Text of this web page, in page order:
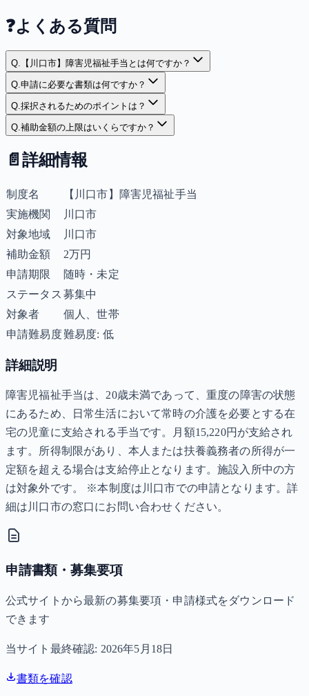
❓よくある質問
Q. 【川口市】障害児福祉手当とは何ですか？
Q.申請に必要な書類は何ですか？
Q.採択されるためのポイントは？
Q.補助金額の上限はいくらですか？
📄 詳細情報
制度名
【川口市】障害児福祉手当
実施機関
川口市
対象地域
川口市
補助金額
2万円
申請期限
随時・未定
ステータス 募集中
対象者
個人、世帯
申請難易度難易度: 低
詳細説明
障害児福祉手当は、20歳未満であって、重度の障害の状態
にあるため、日常生活において常時の介護を必要とする在
宅の児童に支給される手当です。月額15,220円が支給され
ます。所得制限があり、本人または扶養義務者の所得が一
定額を超える場合は支給停止となります。施設入所中の方
は対象外です。 ※本制度は川口市での申請となります。詳
細は川口市の窓口にお問い合わせください。
申請書類・募集要項
公式サイトから最新の募集要項・申請様式をダウンロード
できます
当サイト最終確認: 2026年5月18日
書類を確認